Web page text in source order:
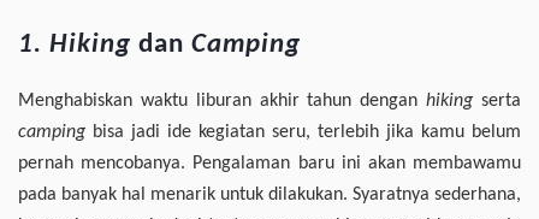
1. Hiking dan Camping
Menghabiskan waktu liburan akhir tahun denganhikingserta
camping bisa jadi ide kegiatan seru, terlebih jika kamu belum
pernah mencobanya. Pengalaman baru ini akan membawamu
pada banyak hal menarik untuk dilakukan. Syaratnya sederhana,